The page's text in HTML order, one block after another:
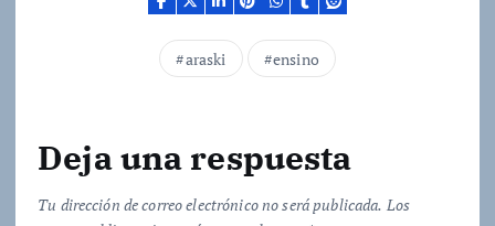
.
araski ensino
Deja una respuesta
Tu dirección de correo electrónico no será publicada. Los